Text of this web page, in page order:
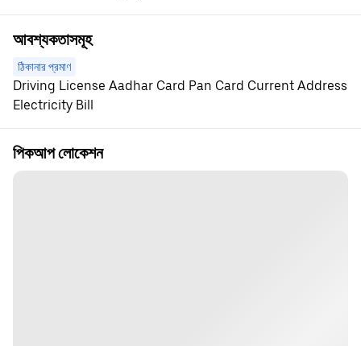
আবশ্যকতাসমূহ
ঠিকানার প্রমাণ
Driving License Aadhar Card Pan Card Current Address
Electricity Bill
পিকআপ লোকেশন